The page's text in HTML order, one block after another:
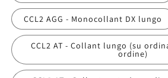
CCL2 AGG - Monocollant DX lungo
CCL2 AT - Collant lungo (su
ordine)